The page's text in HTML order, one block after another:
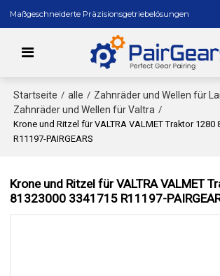
Maßgeschneiderte Präzisionsgetriebelösungen
Startseite / alle / Zahnräder und Wellen für
Zahnräder und Wellen für Valtra /
Krone und Ritzel für VALTRA VALMET Traktor 1280
R11197-PAIRGEARS
Krone und Ritzel für VALTRA VALMET
81323000 3341715 R11197-